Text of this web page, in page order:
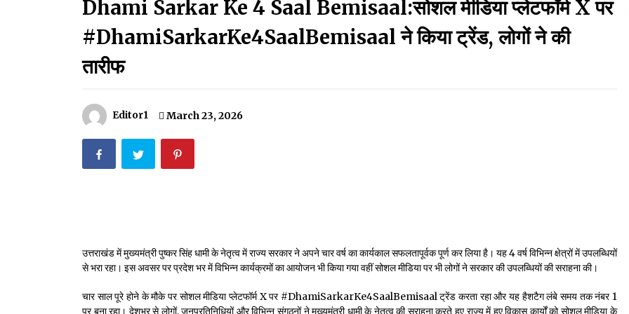
मदरसों का नाम अब्दुल कलाम के नाम पर रखने की घोषणा
December 18, 2023
September 7, 2023
Thought Of The Day 14 May
Dhami Sarkar Ke 4 Saal Bemisaal:सोशल मीडिया प्लेटफॉर्म X पर
#DhamiSarkarKe4SaalBemisaal ने किया ट्रेंड, लोगों ने की
तारीफ
Editor1 March 23, 2026
उत्तराखंड में मुख्यमंत्री पुष्कर सिंह धामी के नेतृत्व में राज्य सरकार ने अपने चार वर्ष का कार्यकाल सफलतापूर्वक पूर्ण कर लिया है। यह 4 वर्ष विभिन्न क्षेत्रों में उपलब्धियों
से भरा रहा। इस अवसर पर प्रदेश भर में विभिन्न कार्यक्रमों का आयोजन भी किया गया वहीं सोशल मीडिया पर भी लोगों ने सरकार की उपलब्धियों की सराहना की।
चार साल पूरे होने के मौके पर सोशल मीडिया प्लेटफॉर्म X पर #DhamiSarkarKe4SaalBemisaal ट्रेंड करता रहा और यह हैशटैग लंबे समय तक नंबर 1
पर बना रहा। देशभर से लोगों, जनप्रतिनिधियों और विभिन्न संगठनों ने मुख्यमंत्री धामी के नेतृत्व की सराहना करते हुए राज्य में हुए विकास कार्यों को सोशल मीडिया के